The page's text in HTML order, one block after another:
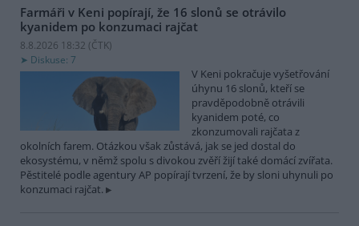
Farmáři v Keni popírají, že 16 slonů se otrávilo
kyanidem po konzumaci rajčat
8.8.2026 18:32 (ČTK)
Diskuse: 7
V Keni pokračuje vyšetřování
úhynu 16 slonů, kteří se
pravděpodobně otrávili
kyanidem poté, co
zkonzumovali rajčata z
okolních farem. Otázkou však zůstává, jak se jed dostal do
ekosystému, v němž spolu s divokou zvěří žijí také domácí zvířata.
Pěstitelé podle agentury AP popírají tvrzení, že by sloni uhynuli po
konzumaci rajčat.